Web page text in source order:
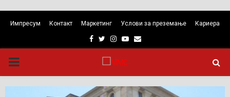
Импресум Контакт Маркетинг Услови за преземање Кариера
Facebook
TwitterInstagram
Youtube
Email
PRIMARY
MENU